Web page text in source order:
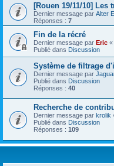
[Rouen 19/11/10] Les
Dernier message par Alter
Réponses : 7
Fin de la récré
Dernier message par Eric «
Publié dans Discussion
Système de filtrage
Dernier message par
Publié dans Discussion
Réponses : 40
Recherche de
Dernier message par krolik
Publié dans Discussion
Réponses : 109